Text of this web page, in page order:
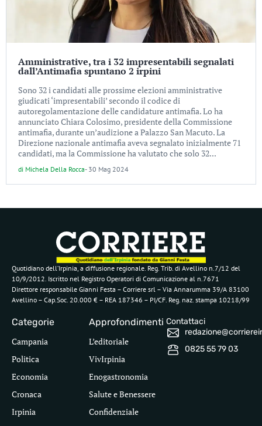
Amministrative, tra i 32 impresentabili segnalati
dall’Antimafia spuntano 2 irpini
Sono 32 i candidati alle prossime elezioni amministrative
giudicati ‘impresentabili’ secondo il codice di
autoregolamentazione delle candidature antimafia. Lo ha
annunciato Chiara Colosimo, presidente della Commissione
antimafia, durante un’audizione a Palazzo San Macuto. La
Direzione nazionale antimafia aveva segnalato inizialmente 71
candidati, ma la Commissione ha valutato che solo 32...
di Michela Della Rocca- 30 Mag 2024
Quotidiano dell’Irpinia, a diffusione regionale. Reg. Trib. di Avellino n.7/12 del
10/9/2012. Iscritto nel Registro Operatori di Comunicazione al n.7671
Direttore responsabile Gianni Festa – Corriere srl – Via Annarumma 39/A 83100
Avellino – Cap.Soc. 20.000 € – REA 187346 – PI/CF. Reg. naz. stampa 10218/99
Categorie
Campania
Politica
Economia
Cronaca
Irpinia
Approfondimenti
L’editoriale
VivIrpinia
Enogastronomia
Salute e Benessere
Confidenziale
Contattaci
0825 55 79 03